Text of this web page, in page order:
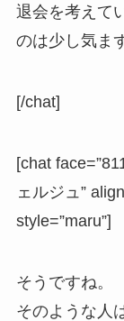
退会を考えて
のは少し気ま
[/chat]
[chat
ェルジュ”
style=”maru”]
そうですね。
そのような人